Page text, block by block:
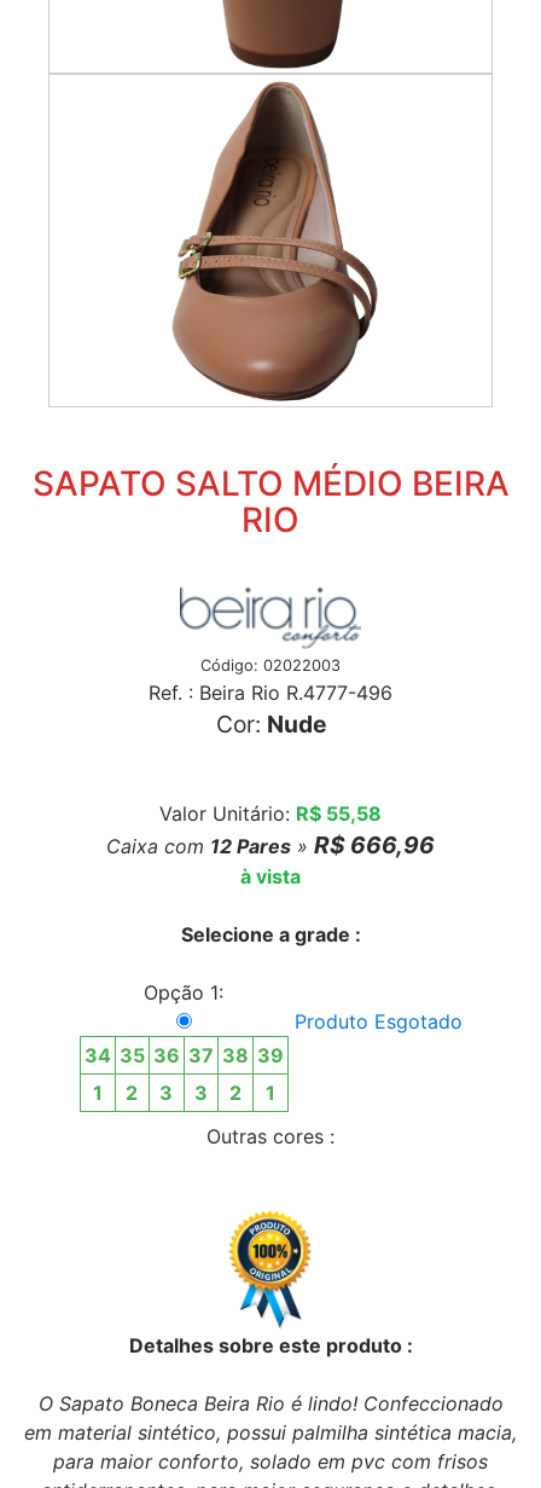
SAPATO SALTO MÉDIO BEIRA
RIO
Código: 02022003
Ref. : Beira Rio R.4777-496
Cor: Nude
Valor Unitário: R$ 55,58
Caixa com 12 Pares » R$ 666,96
à vista
Selecione a grade :
Opção 1:
34 35 36 37 38 39
1
2 3 3 2 1
Produto Esgotado
Outras cores :
Detalhes sobre este produto :
O Sapato Boneca Beira Rio é lindo! Confeccionado
em material sintético, possui palmilha sintética macia,
para maior conforto, solado em pvc com frisos